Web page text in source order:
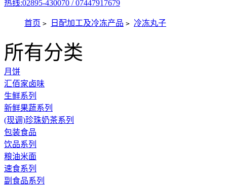
热线:02895-430070 / 07447917679
首页 > 日配加工及冷冻产品 > 冷冻丸子
所有分类
月饼
汇佰家卤味
生鲜系列
新鲜果蔬系列
(现调)珍珠奶茶系列
包装食品
饮品系列
粮油米面
速食系列
副食品系列